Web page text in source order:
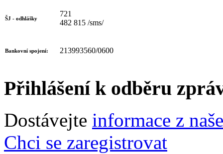
ŠJ - odhlášky
721
482 815 /sms/
Bankovní spojení: 213993560/0600
Přihlášení k odběru
Dostávejte informace z
Chci se zaregistrovat